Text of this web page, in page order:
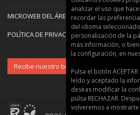
MICROWEB DEL ÁREA
POLÍTICA DE PRIVACIDAD Y COOKIES
Recibe nuestro boletín
analizar el uso que
recordar las
del idioma
personalización de la
más información, o
la configuración, en
Pulsa el botón
leído y aceptado la
deseas modificar la
pulsa RECHAZAR.
volveremos a mostrarte